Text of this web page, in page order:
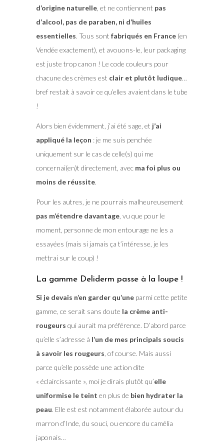
d’origine naturelle, et ne contiennent pas
d’alcool, pas de paraben, ni d’huiles
essentielles. Tous sont fabriqués en France(en
Vendée exactement), et avouons-le, leur packaging
est juste trop canon ! Le code couleurs pour
chacune des crèmes est clair et plutôt ludique…
bref restait à savoir ce qu’elles avaient dans le tube
!
Alors bien évidemment, j’ai été sage, et j’ai
appliqué la leçon : je me suis penchée
uniquement sur le cas de celle(s) qui me
concernai(en)t directement, avec ma foi plus ou
moins de réussite.
Pour les autres, je ne pourrais malheureusement
pas m’étendre davantage, vu que pour le
moment, personne de mon entourage ne les a
essayées (mais si jamais ça t’intéresse, je les
mettrai sur le coup) !
La gamme Deliderm passe à la loupe !
Si je devais n’en garder qu’uneparmi cette petite
gamme, ce serait sans doute la crème anti-
rougeurs qui aurait ma préférence. D’abord parce
qu’elle s’adresse à l’un de mes principals soucis
à savoir les rougeurs , of course. Mais aussi
parce qu’elle possède une action dite
« éclaircissante », moi je dirais plutôt qu’elle
uniformise le teint en plus de bien hydrater la
peau. Elle est est notamment élaborée autour du
marron d’Inde, du souci, ou encore du camélia
japonais…